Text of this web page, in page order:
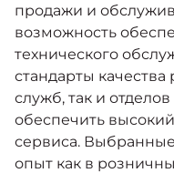
продажи и
возможность
технического
стандарты
служб, так и
обеспечить
сервиса.
опыт как в